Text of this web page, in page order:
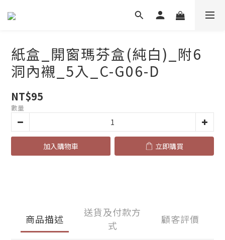
紙盒_開窗瑪芬盒(純白)_附6
洞內襯_5入_C-G06-D
NT$95
數量
加入購物車 立即購買
商品描述
送貨及付款方
式
顧客評價